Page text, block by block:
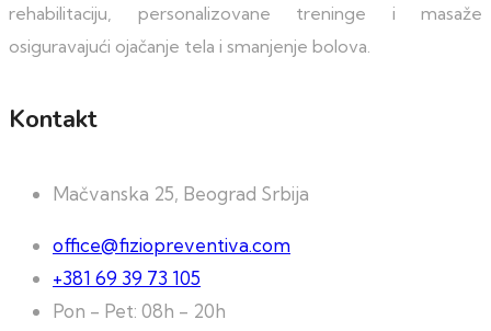
rehabilitaciju, personalizovane treninge i masaže
osiguravajući ojačanje tela i smanjenje bolova.
Kontakt
Mačvanska 25, Beograd Srbija
office@fiziopreventiva.com
+381 69 39 73 105
Pon - Pet: 08h - 20h